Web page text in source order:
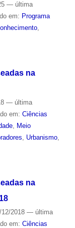
— última
em: Programa
,
na
— última
em: Ciências
, Meio
, Urbanismo,
na
2018 — última
em: Ciências